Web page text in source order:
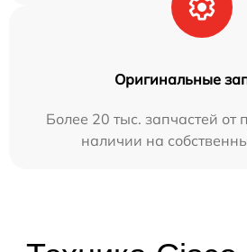
Оригинальные
Более 20 тыс. запчастей от
наличии на